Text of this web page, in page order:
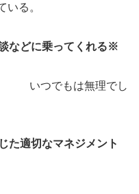
いる。
などに乗ってくれる※
つでもは無理でし
た適切なマネジメント